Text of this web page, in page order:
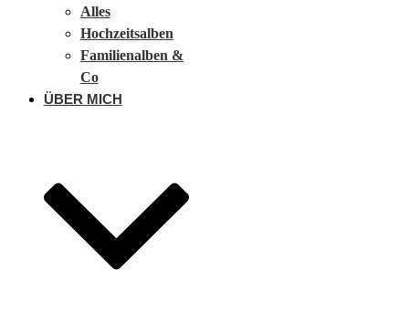
Alles
Hochzeitsalben
Familienalben &
Co
ÜBER MICH